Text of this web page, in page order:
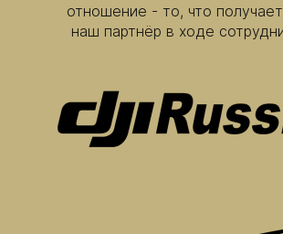
отношение - то, что
наш партнёр в ходе